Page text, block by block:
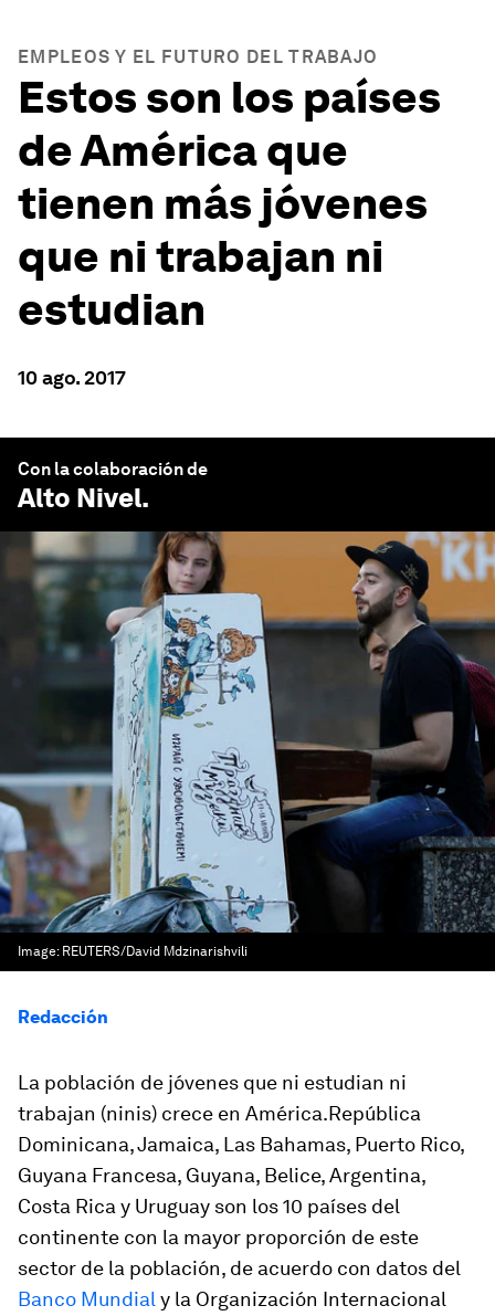
EMPLEOS Y EL FUTURO DEL TRABAJO
Estos son los países
de América que
tienen más jóvenes
que ni trabajan ni
estudian
10 ago. 2017
Con la colaboración de
Alto Nivel.
Image: REUTERS/David Mdzinarishvili
Redacción
La población de jóvenes que ni estudian ni
trabajan (ninis) crece en América.República
Dominicana, Jamaica, Las Bahamas, Puerto Rico,
Guyana Francesa, Guyana, Belice, Argentina,
Costa Rica y Uruguay son los 10 países del
continente con la mayor proporción de este
sector de la población, de acuerdo con datos del
Banco Mundial y la Organización Internacional